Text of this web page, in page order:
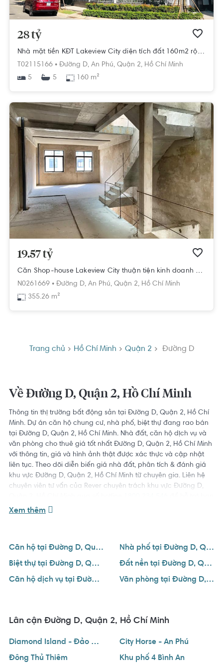
28 tỷ
Nhà mặt tiền KĐT Lakeview City diện tích đất 160m2 rộng thoáng.
T02115166 • Đường D, An Phú, Quận 2, Hồ Chí Minh
5
5 160 m²
19.57 tỷ
Căn Shop-house Lakeview City thuận tiện kinh doanh hoặc làm văn phòng.
N0261669 • Đường D, An Phú, Quận 2, Hồ Chí Minh
355.26 m²
Trang chủ Hồ Chí Minh Quận 2 Đường D
Về Đường D, Quận 2, Hồ Chí Minh
Thông tin thị trường bất động sản tại Đường D, Quận 2, Hồ Chí
Minh. Dự án căn hộ chung cư, nhà phố, biệt thự đang rao bán
tại Đường D, Quận 2, Hồ Chí Minh. Nhà đất, căn hộ dịch vụ và
văn phòng cho thuê giá tốt nhất Đường D, Quận 2, Hồ Chí Minh
với thông tin, giá và hình ảnh thật được xác thực và cập nhật
liên tục. Theo dõi diễn biến giá nhà đất, phân tích & đánh giá
khu vực Đường D, Quận 2, Hồ Chí Minh từ chuyên gia. Liên hệ
chuyên viên tư vấn của Rever chuyên trách khu vực Đường D,
tìm được ngôi nhà ưng ý với giá tốt nhất.
Xem thêm
Căn hộ tại Đường D, Quận 2, Hồ Chí Minh
Nhà phố tại Đường D, Quận 2, Hồ Chí Minh
Biệt thự tại Đường D, Quận 2, Hồ Chí Minh
Đất nền tại Đường D, Quận 2, Hồ Chí Minh
Căn hộ dịch vụ tại Đường D, Quận 2, Hồ Chí Minh
Văn phòng tại Đường D, Quận 2, Hồ Chí Minh
Lân cận Đường D, Quận 2, Hồ Chí Minh
Diamond Island - Đảo Kim Cương
City Horse - An Phú
Đông Thủ Thiêm
Khu phố 4 Bình An